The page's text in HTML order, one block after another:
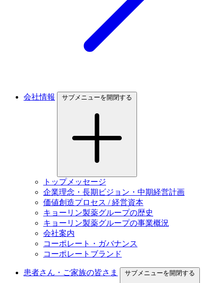
会社情報 サブメニューを開閉する
トップメッセージ
企業理念・長期ビジョン・中期経営計画
価値創造プロセス / 経営資本
キョーリン製薬グループの歴史
キョーリン製薬グループの事業概況
会社案内
コーポレート・ガバナンス
コーポレートブランド
患者さん・ご家族の皆さま サブメニューを開閉する